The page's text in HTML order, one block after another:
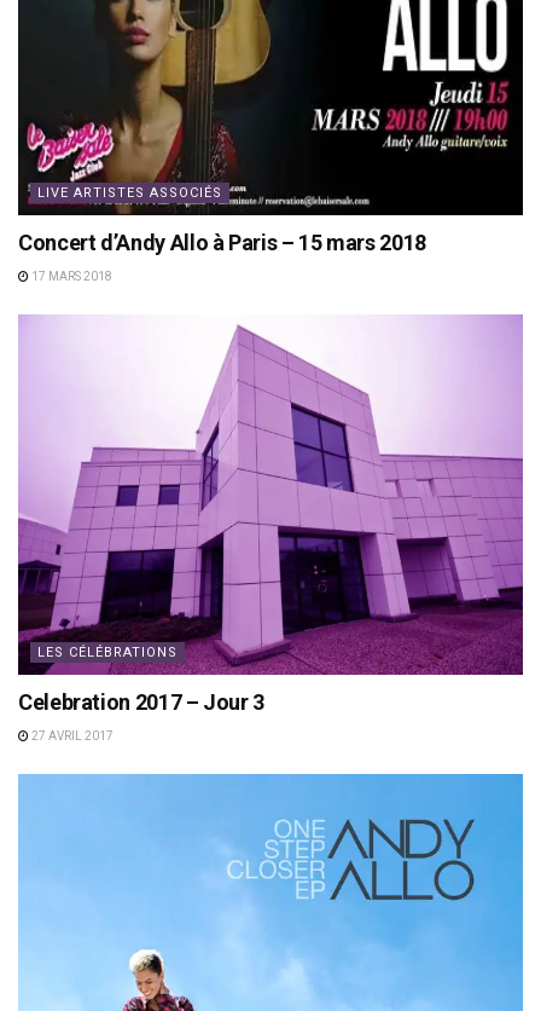
LIVE ARTISTES ASSOCIÉS
Concert d’Andy Allo à Paris – 15 mars 2018
17 MARS 2018
LES CÉLÉBRATIONS
Celebration 2017 – Jour 3
27 AVRIL 2017